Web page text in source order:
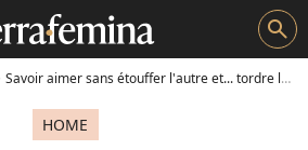
search
Savoir aimer sans étouffer l'autre et... tordre le cou à 6 citations
HOME